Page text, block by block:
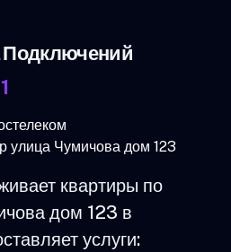
улица Чумичова дом 123
квартиры по
дом 123 в
услуги: